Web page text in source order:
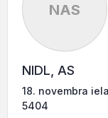
NAS
NIDL, AS
18. novembra
5404